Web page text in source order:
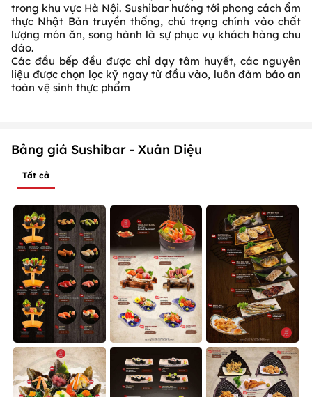
trong khu vực Hà Nội. Sushibar hướng tới phong cách ẩm
thực Nhật Bản truyền thống, chú trọng chính vào chất
lượng món ăn, song hành là sự phục vụ khách hàng chu
đáo.
Các đầu bếp đều được chỉ dạy tâm huyết, các nguyên
liệu được chọn lọc kỹ ngay từ đầu vào, luôn đảm bảo an
toàn vệ sinh thực phẩm
Bảng giá Sushibar - Xuân Diệu
Tất cả